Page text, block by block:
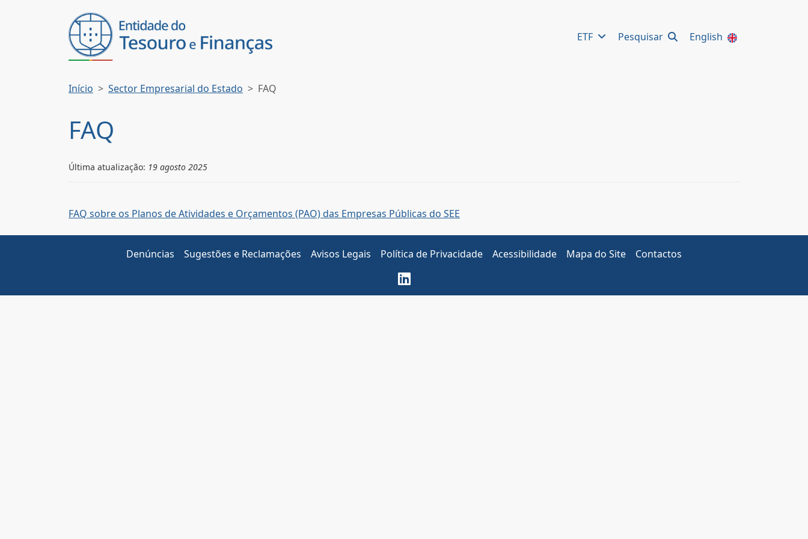
ETF Pesquisar English
Início Sector Empresarial do Estado FAQ
FAQ
Última atualização: 19 agosto 2025
FAQ sobre os Planos de Atividades e Orçamentos (PAO) das Empresas Públicas do SEE
Denúncias Sugestões e Reclamações Avisos Legais Política de Privacidade Acessibilidade Mapa do Site Contactos